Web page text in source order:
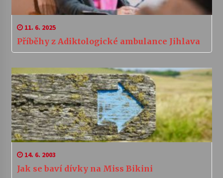
11. 6. 2025
Příběhy z Adiktologické ambulance Jihlava
14. 6. 2003
Jak se baví dívky na Miss Bikini